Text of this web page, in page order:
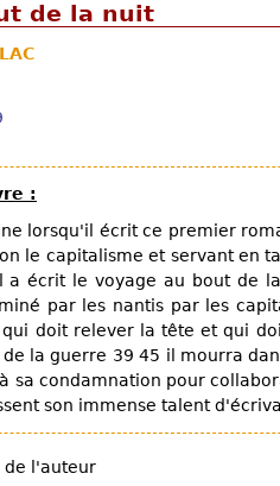
de la nuit
:
lorsqu'il écrit ce premier
le capitalisme et servant en
a écrit le voyage au bout de
par les nantis par les
doit relever la tête et qui
la guerre 39 45 il mourra
sa condamnation pour
son immense talent
de l'auteur